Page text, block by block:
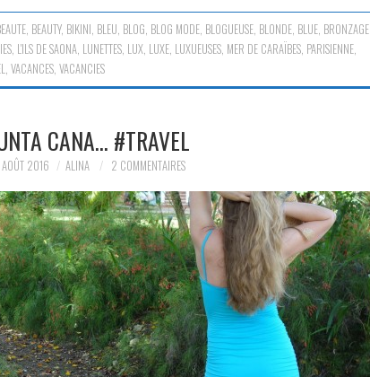
BEAUTY, BIKINI BLEU BLOG BLOG MODE BLOGUEUSE BLONDE BLUE BRONZAGE
L'ILS DE SAONA LUNETTES LUX LUXE LUXUEUSES MER DE CARAÏBES PARISIENNE
VACANCES VACANCIES
CANA… #TRAVEL
2016 ALINA 2 COMMENTAIRES